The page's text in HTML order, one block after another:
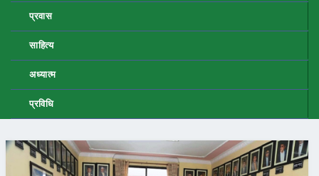
प्रवास
साहित्य
अध्यात्म
प्रविधि